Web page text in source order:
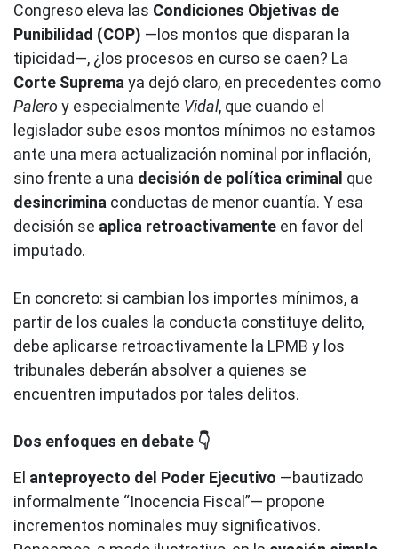
Congreso eleva las Condiciones Objetivas de
Punibilidad (COP) —los montos que disparan la
tipicidad—, ¿los procesos en curso se caen? La
Corte Suprema ya dejó claro, en precedentes como
Paleroy especialmente Vidal, que cuando el
legislador sube esos montos mínimos no estamos
ante una mera actualización nominal por inflación,
sino frente a una decisión de política criminal que
desincrimina conductas de menor cuantía. Y esa
decisión se aplica retroactivamente en favor del
imputado.
En concreto: si cambian los importes mínimos, a
partir de los cuales la conducta constituye delito,
debe aplicarse retroactivamente la LPMB y los
tribunales deberán absolver a quienes se
encuentren imputados por tales delitos.
Dos enfoques en debate 👇
El anteproyecto del Poder Ejecutivo —bautizado
informalmente “Inocencia Fiscal”— propone
incrementos nominales muy significativos.